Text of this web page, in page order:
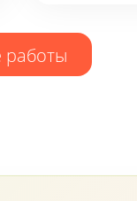
многое другое.
работы